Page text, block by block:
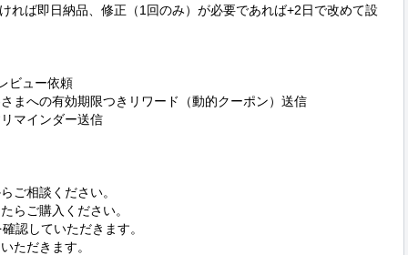
れば即日納品、修正（1回のみ）が必要であれば+2日で改めて設
ビュー依頼
まへの有効期限つきリワード（動的クーポン）送信
マインダー送信
ご相談ください。
らご購入ください。
認していただきます。
ただきます。